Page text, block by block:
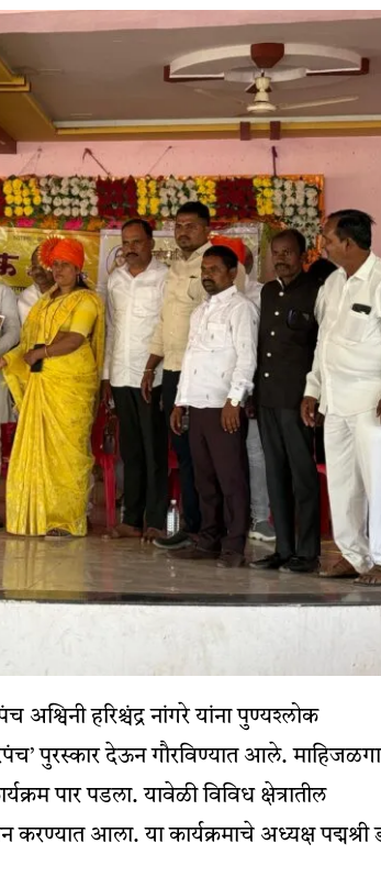
हरिश्चंद्र नांगरे यांना पुण्यश्लोक
पुरस्कार देऊन गौरविण्यात आले.
पार पडला. यावेळी विविध क्षेत्रातील
आला. या कार्यक्रमाचे अध्यक्ष पद्मश्री